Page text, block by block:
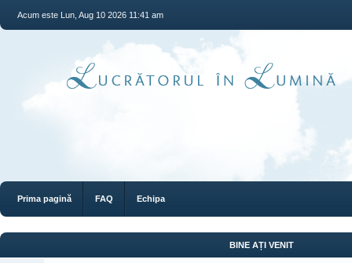
Acum este Lun, Aug 10 2026 11:41 am
Prima pagină FAQ Echipa
BINE AȚI VENIT